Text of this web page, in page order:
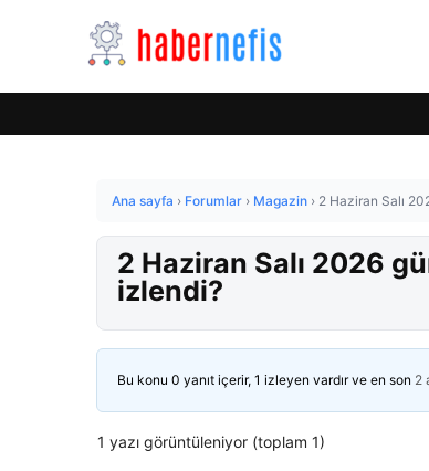
Ana sayfa › Forumlar › Magazin › 2 Haziran Salı
2 Haziran Salı 2026
izlendi?
Bu konu 0 yanıt içerir, 1 izleyen vardır ve en son 2
1 yazı görüntüleniyor (toplam 1)